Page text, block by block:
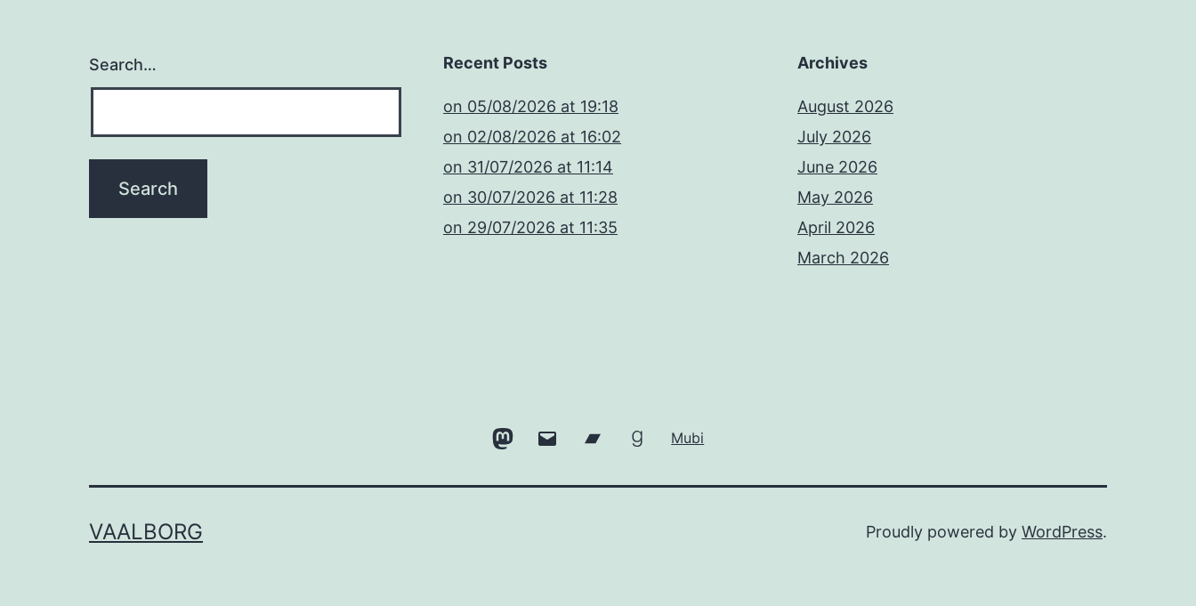
Search… Recent Posts
​on 05/08/2026 at 19:18
​on 02/08/2026 at 16:02
​on 31/07/2026 at 11:14
​on 30/07/2026 at 11:28
​on 29/07/2026 at 11:35
Archives
August 2026
July 2026
June 2026
May 2026
April 2026
March 2026
MastodonEmail BandcampGoodreads
Mubi
VAALBORG Proudly powered by WordPress.